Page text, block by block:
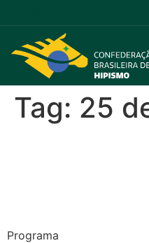
Tag: 25
Programa